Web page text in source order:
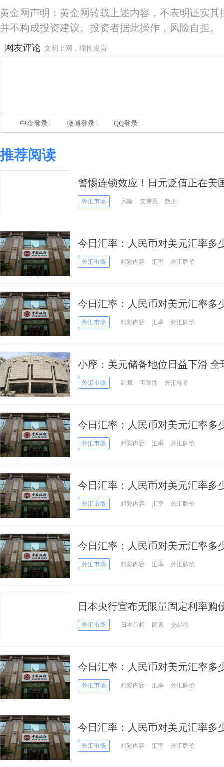
黄金网声明：黄金网转载上述内容，不表明证实
并不构成投资建议。投资者据此操作，风险自担。
网友评论 文明上网，理性发言
中金登录 微博登录 QQ登录
推荐阅读
警惕连锁效应！日元贬值正在美
外汇市场 风险 交易员 数据
今日汇率：人民币对美元汇率多
价2022年4月26日
外汇市场 精彩内容 汇率 外汇牌价
今日汇率：人民币对美元汇率多
价2022年4月25日
外汇市场 精彩内容 汇率 外汇牌价
小摩：美元储备地位日益下滑 全
外汇市场 制裁 可靠性 外汇储备
今日汇率：人民币对美元汇率多
价2022年4月22日
外汇市场 精彩内容 汇率 外汇牌价
今日汇率：人民币对美元汇率多
价2022年4月21日
外汇市场 精彩内容 汇率 外汇牌价
今日汇率：人民币对美元汇率多
价2022年4月20日
外汇市场 精彩内容 汇率 外汇牌价
日本央行宣布无限量固定利率购
元吗？
外汇市场 日本首相 因素 交易者
今日汇率：人民币对美元汇率多
价2022年4月18日
外汇市场 精彩内容 汇率 外汇牌价
今日汇率：人民币对美元汇率多
价2022年4月15日
外汇市场 精彩内容 汇率 外汇牌价